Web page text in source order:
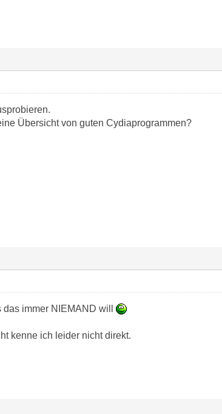
Übersicht von guten Cydiaprogrammen?
immer NIEMAND will
kenne ich leider nicht direkt.